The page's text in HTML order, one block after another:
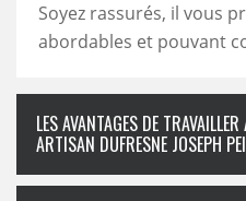
Soyez rassurés, il vous
abordables et pouvant
LES AVANTAGES DE
ARTISAN DUFRESNE JOSEPH